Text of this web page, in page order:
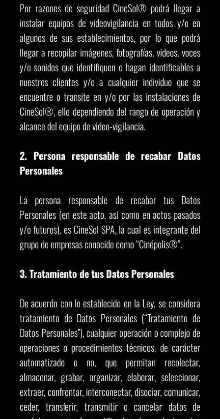
Por razones de seguridad CineSol® podrá llegar a
instalar equipos de videovigilancia en todos y/o en
algunos de sus establecimientos, por lo que podrá
llegar a recopilar imágenes, fotografías, videos, voces
y/o sonidos que identifiquen o hagan identificables a
nuestros clientes y/o a cualquier individuo que se
encuentre o transite en y/o por las instalaciones de
CineSol®, ello dependiendo del rango de operación y
alcance del equipo de video-vigilancia.
2. Persona responsable de recabar Datos
Personales
La persona responsable de recabar tus Datos
Personales (en este acto, así como en actos pasados
y/o futuros), es CineSol SPA, la cual es integrante del
grupo de empresas conocido como “Cinépolis®”.
3. Tratamiento de tus Datos Personales
De acuerdo con lo establecido en la Ley, se considera
tratamiento de Datos Personales (“Tratamiento de
Datos Personales”), cualquier operación o complejo de
operaciones o procedimientos técnicos, de carácter
automatizado o no, que permitan recolectar,
almacenar, grabar, organizar, elaborar, seleccionar,
extraer, confrontar, interconectar, disociar, comunicar,
ceder, transferir, transmitir o cancelar datos de